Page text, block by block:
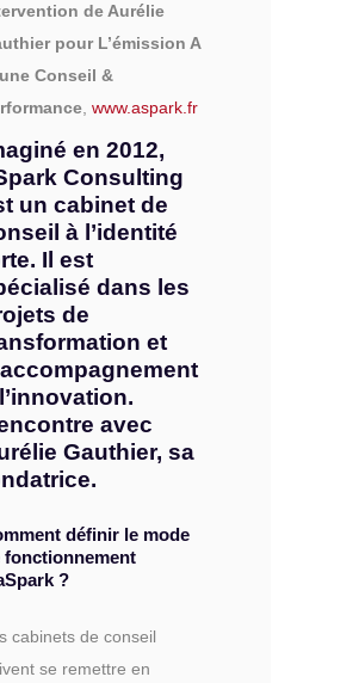
de Aurélie
pour L’émission A
Conseil &
www.aspark.fr
en 2012,
Consulting
un cabinet de
à l’identité
Il est
dans les
de
et
avec
Gauthier, sa
définir le mode
fonctionnement
?
cabinets de conseil
se remettre en